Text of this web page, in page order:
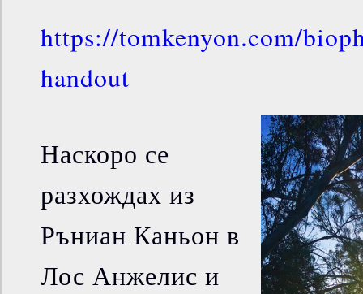
https://tomkenyon.com/
handout
Наскоро се
разхождах из
Ръниан Каньон в
Лос Анжелис и